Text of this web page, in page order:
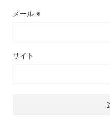
メール ※
サイト